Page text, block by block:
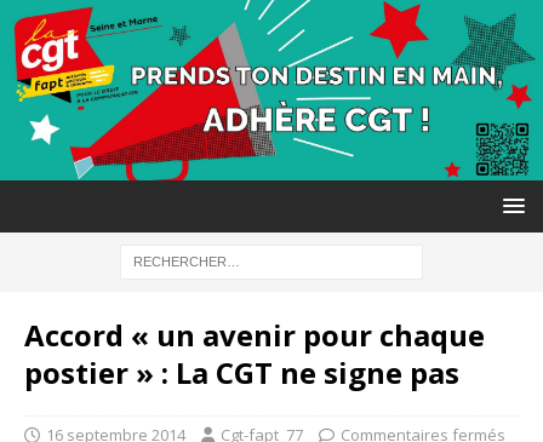
Accord « un avenir pour chaque
postier » : La CGT ne signe pas
16 septembre 2014 Cgt-fapt_77 Commentaires fermés